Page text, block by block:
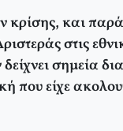
κρίσης, και
στις
σημεία
που είχε